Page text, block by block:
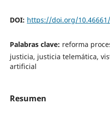
DOI: https://doi.org/
Palabras clave: reforma
justicia, justicia telemática,
artificial
Resumen